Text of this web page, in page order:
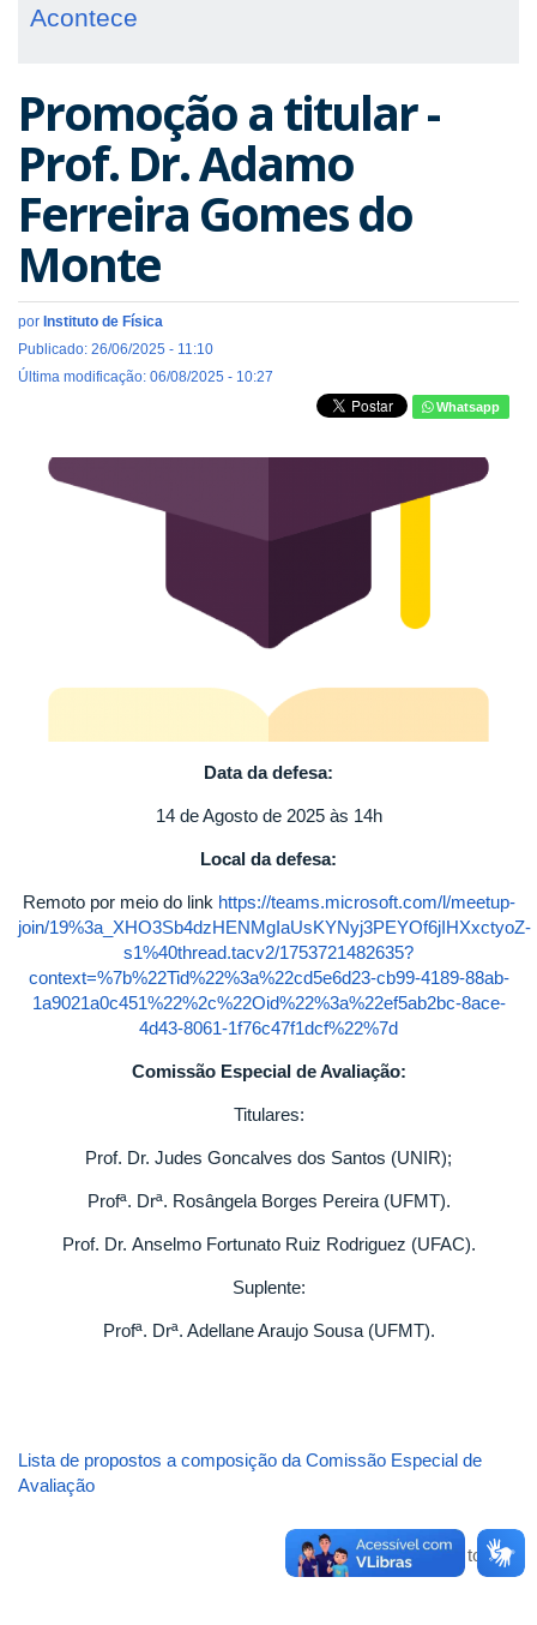
Acontece
Promoção a titular -
Prof. Dr. Adamo
Ferreira Gomes do
Monte
por Instituto de Física
Publicado: 26/06/2025 - 11:10
Última modificação: 06/08/2025 - 10:27
Whatsapp
Data da defesa:
14 de Agosto de 2025 às 14h
Local da defesa:
Remoto por meio do link https://teams.microsoft.com/l/meetup-
join/19%3a_XHO3Sb4dzHENMgIaUsKYNyj3PEYOf6jIHXxctyoZ-
s1%40thread.tacv2/1753721482635?
context=%7b%22Tid%22%3a%22cd5e6d23-cb99-4189-88ab-
1a9021a0c451%22%2c%22Oid%22%3a%22ef5ab2bc-8ace-
4d43-8061-1f76c47f1dcf%22%7d
Comissão Especial de Avaliação:
Titulares:
Prof. Dr. Judes Goncalves dos Santos (UNIR);
Profª. Drª. Rosângela Borges Pereira (UFMT).
Prof. Dr. Anselmo Fortunato Ruiz Rodriguez (UFAC).
Suplente:
Profª. Drª. Adellane Araujo Sousa (UFMT).
Lista de propostos a composição da Comissão Especial de
Avaliação
Voltar para o topo